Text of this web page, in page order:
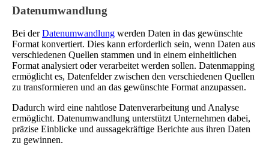
Datenumwandlung
Bei derDatenumwandlung werden Daten in das gewünschte
Format konvertiert. Dies kann erforderlich sein, wenn Daten aus
verschiedenen Quellen stammen und in einem einheitlichen
Format analysiert oder verarbeitet werden sollen. Datenmapping
ermöglicht es, Datenfelder zwischen den verschiedenen Quellen
zu transformieren und an das gewünschte Format anzupassen.
Dadurch wird eine nahtlose Datenverarbeitung und Analyse
ermöglicht. Datenumwandlung unterstützt Unternehmen dabei,
präzise Einblicke und aussagekräftige Berichte aus ihren Daten
zu gewinnen.